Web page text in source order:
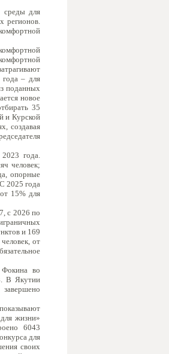
среды для
регионов.
года – для
поданных
новое
35
и Курской
создавая
года.
человек;
опорные
2025 года
15% для
с 2026 по
и 169
от
во
В Якутии
жизни»
6043
для
своих